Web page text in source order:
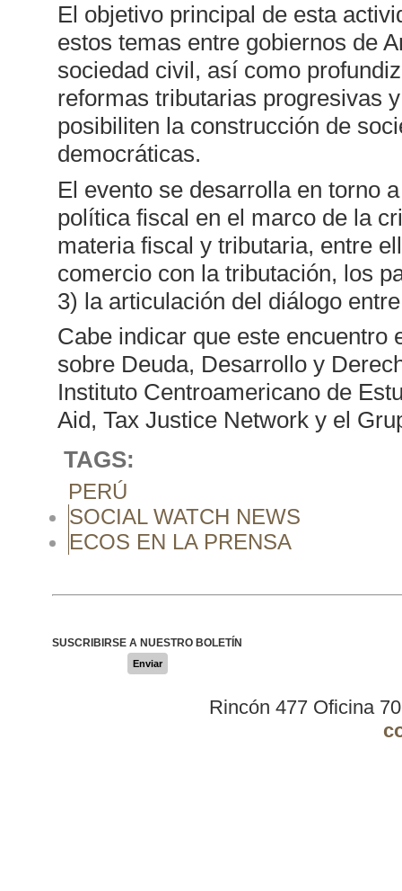
El objetivo principal de esta
estos temas entre gobiernos de
sociedad civil, así como
reformas tributarias progresivas
posibiliten la construcción de
democráticas.
El evento se desarrolla en torno
política fiscal en el marco de la
materia fiscal y tributaria, entre
comercio con la tributación, los
3) la articulación del diálogo
Cabe indicar que este encuentro
sobre Deuda, Desarrollo y
Instituto Centroamericano de
Aid, Tax Justice Network y el
TAGS:
PERÚ
SOCIAL WATCH NEWS
ECOS EN LA PRENSA
SUSCRIBIRSE A NUESTRO BOLETÍN
Enviar
Rincón 477 Oficina